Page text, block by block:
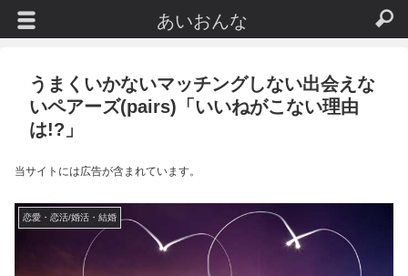
うまくいかないマッチングしない出会えな
いペアーズ(pairs)「いいねがこない理由
は!?」
当サイトには広告が含まれています。
恋愛・恋活/婚活・結婚
あいおんな